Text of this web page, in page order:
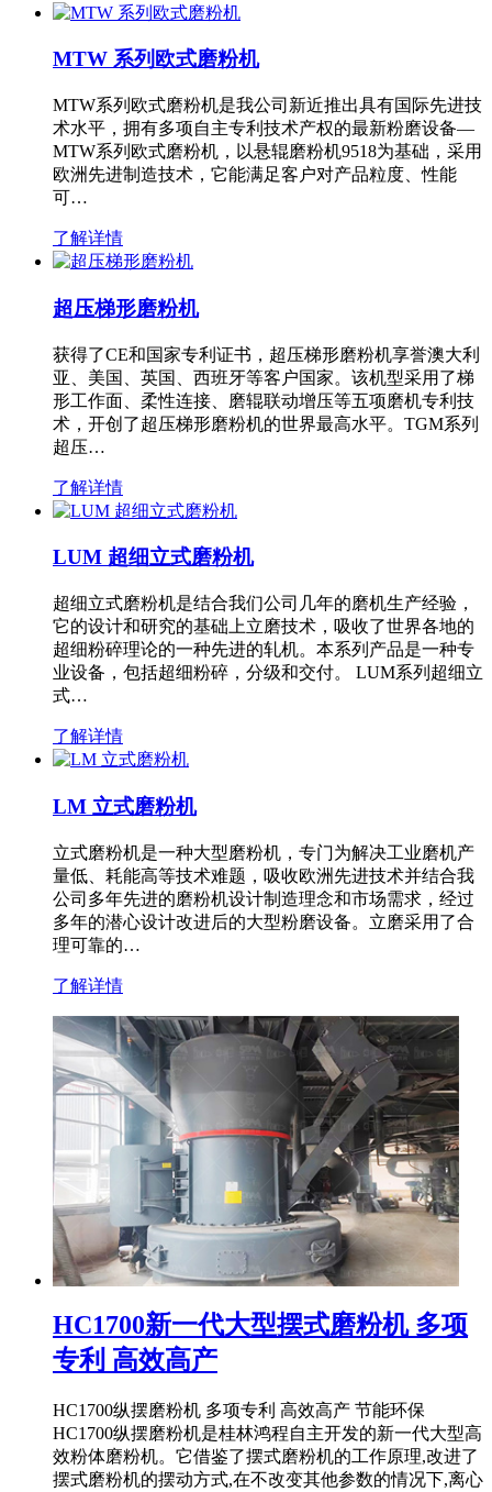
MTW 系列欧式磨粉机
MTW系列欧式磨粉机是我公司新近推出具有国际先进技
术水平，拥有多项自主专利技术产权的最新粉磨设备—
MTW系列欧式磨粉机，以悬辊磨粉机9518为基础，采用
欧洲先进制造技术，它能满足客户对产品粒度、性能
可…
了解详情
超压梯形磨粉机
获得了CE和国家专利证书，超压梯形磨粉机享誉澳大利
亚、美国、英国、西班牙等客户国家。该机型采用了梯
形工作面、柔性连接、磨辊联动增压等五项磨机专利技
术，开创了超压梯形磨粉机的世界最高水平。TGM系列
超压…
了解详情
LUM 超细立式磨粉机
超细立式磨粉机是结合我们公司几年的磨机生产经验，
它的设计和研究的基础上立磨技术，吸收了世界各地的
超细粉碎理论的一种先进的轧机。本系列产品是一种专
业设备，包括超细粉碎，分级和交付。 LUM系列超细立
式…
了解详情
LM 立式磨粉机
立式磨粉机是一种大型磨粉机，专门为解决工业磨机产
量低、耗能高等技术难题，吸收欧洲先进技术并结合我
公司多年先进的磨粉机设计制造理念和市场需求，经过
多年的潜心设计改进后的大型粉磨设备。立磨采用了合
理可靠的…
了解详情
HC1700新一代大型摆式磨粉机 多项
专利 高效高产
HC1700纵摆磨粉机 多项专利 高效高产 节能环保
HC1700纵摆磨粉机是桂林鸿程自主开发的新一代大型高
效粉体磨粉机。它借鉴了摆式磨粉机的工作原理,改进了
摆式磨粉机的摆动方式,在不改变其他参数的情况下,离心